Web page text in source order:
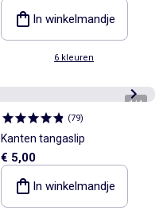
In winkelmandje
6 kleuren
1/4
(79)
Kanten tangaslip
€ 5,00
In winkelmandje